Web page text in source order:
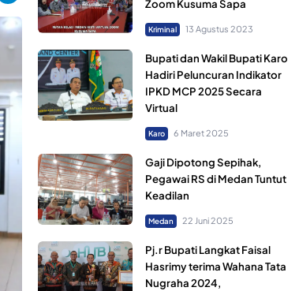
Zoom Kusuma Sapa
Kriminal 13 Agustus 2023
Bupati dan Wakil Bupati Karo
Hadiri Peluncuran Indikator
IPKD MCP 2025 Secara
Virtual
Karo 6 Maret 2025
Gaji Dipotong Sepihak,
Pegawai RS di Medan Tuntut
Keadilan
Medan 22 Juni 2025
Pj.r Bupati Langkat Faisal
Hasrimy terima Wahana Tata
Nugraha 2024,